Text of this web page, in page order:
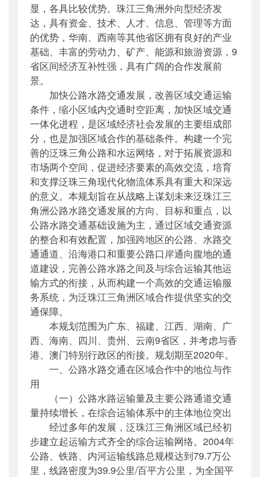
显，各具比较优势。珠江三角洲外向型经济发
达，具有资金、技术、人才、信息、管理等方面
的优势，华南、西南等其他省区拥有良好的产业
基础、丰富的劳动力、矿产、能源和旅游资源，9
省区间经济互补性强，具有广阔的合作发展前
景。
加快公路水路交通发展，改善区域交通运输
条件，缩小区域内交通时空距离，加快区域交通
一体化进程，是区域经济社会发展的主要组成部
分，也是加强区域合作的基础条件。构建一个完
善的泛珠三角公路和水运网络，对于拓展资源和
市场两个空间，促进经济要素的高效交流，培育
和支撑泛珠三角现代化物流体系具有重大和深远
的意义。本规划旨在从战略上谋划未来泛珠江三
角洲公路水路交通发展的方向、目标和重点，以
公路水路交通基础设施为主，通过区域交通资源
的整合和有效配置，加强跨地区的公路、水路交
通通道、沿海港口和重要公路口岸通向腹地的通
道建设，完善公路水路之间及与综合运输其他运
输方式的衔接，从而构建一个高效的交通运输服
务系统，为泛珠江三角洲区域合作提供坚实的交
通保障。
本规划范围为广东、福建、江西、湖南、广
西、海南、四川、贵州、云南9省区，并考虑与香
港、澳门特别行政区的衔接。规划期至2020年。
一、公路水路交通在区域合作中的地位与作
用
（一）公路水路运输量及主要公路通道交通
量持续增长，在综合运输体系中的主体地位突出
经过多年的发展，泛珠江三角洲区域已经初
步建立起运输方式齐全的综合运输网络。2004年
公路、铁路、内河运输线路总规模达到79.7万公
里，线路密度为39.9公里/百平方公里，为全国平